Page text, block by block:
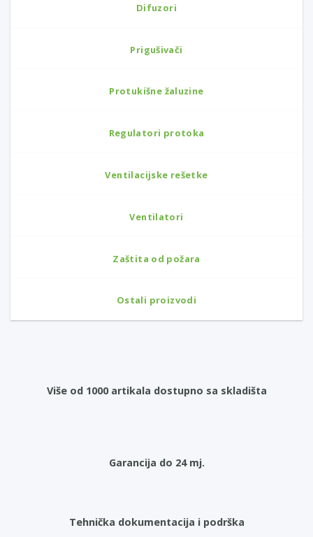
Difuzori
Prigušivači
Protukišne žaluzine
Regulatori protoka
Ventilacijske rešetke
Ventilatori
Zaštita od požara
Ostali proizvodi
Više od 1000 artikala dostupno sa skladišta
Garancija do 24 mj.
Tehnička dokumentacija i podrška